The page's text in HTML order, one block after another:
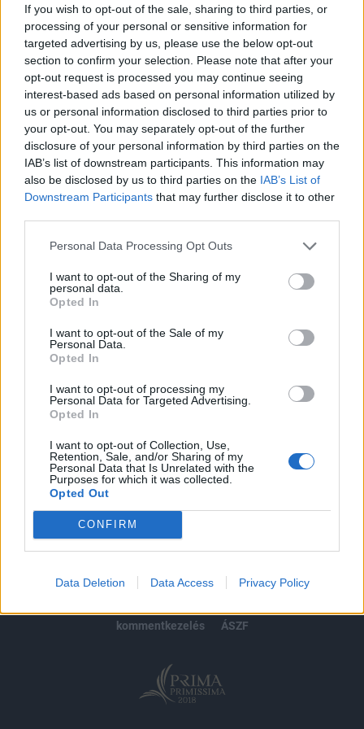
If you wish to opt-out of the sale, sharing to third parties, or
processing of your personal or sensitive information for
targeted advertising by us, please use the below opt-out
section to confirm your selection. Please note that after your
opt-out request is processed you may continue seeing
interest-based ads based on personal information utilized by
us or personal information disclosed to third parties prior to
your opt-out. You may separately opt-out of the further
disclosure of your personal information by third parties on the
IAB’s list of downstream participants. This information may
also be disclosed by us to third parties on the IAB’s List of
Downstream Participants that may further disclose it to other
Personal Data Processing Opt Outs
I want to opt-out of the Sharing of my
personal data.
Opted In
I want to opt-out of the Sale of my
Personal Data.
Opted In
I want to opt-out of processing my
Personal Data for Targeted Advertising.
Opted In
I want to opt-out of Collection, Use,
Retention, Sale, and/or Sharing of my
Personal Data that Is Unrelated with the
Purposes for which it was collected.
Opted Out
CONFIRM
Data Deletion Data Access Privacy Policy
mozgások és forgalom jellemzi a magyar fizetőeszköz
piacát. Az euróval szembeni kurzus a 314,30-as szintnél jár,
vagyis érdemi elmozdulás az e heti száguldás után nem
következett be a hét utolsó napján.Ezzel a forint továbbra
is majdnem egyéves csúcsa közelében tartózkodik a közös
európai fizetőeszközzel szemben.Kapcsolódó...
KEDVES OLVASÓNK!
A keresett cikk a portfolio.hu hírarchívumához
Portfolio.hu teljes cikkarchívum
Kötéslisták: BÉT elmúlt 2 év napon belüli
MÁR ELŐFIZETŐNK VAGY?
jogi nyilatkozat
kommentkezelés
ÁSZF